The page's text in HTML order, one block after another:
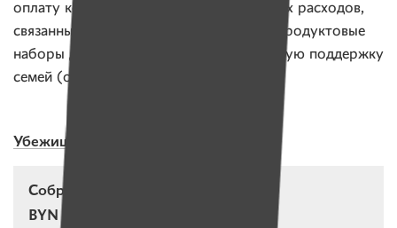
оплату коммунальных платежей и других расходов,
связанных с содержанием домиков, на продуктовые
наборы для семей и другую материальную поддержку
семей (одежду, обувь и пр.).
Убежище для женщин и детей
Собрано за квартал: 13 060,25
BYN